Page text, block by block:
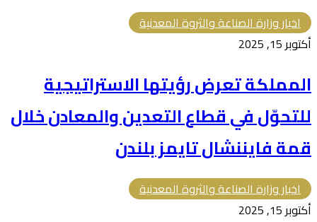
اخبار وزارة الصناعة والثروة المعدنية
أكتوبر 15, 2025
المملكة تعرض رؤيتها الاستراتيجية
للتحوّل في قطاع التعدين والمعادن خلال
قمة فايننشال تايمز بلندن
اخبار وزارة الصناعة والثروة المعدنية
أكتوبر 15, 2025